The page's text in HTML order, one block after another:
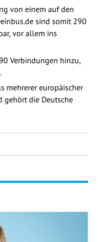
von einem auf den
sind somit 290
vor allem ins
Verbindungen hinzu,
mehrerer europäischer
gehört die Deutsche